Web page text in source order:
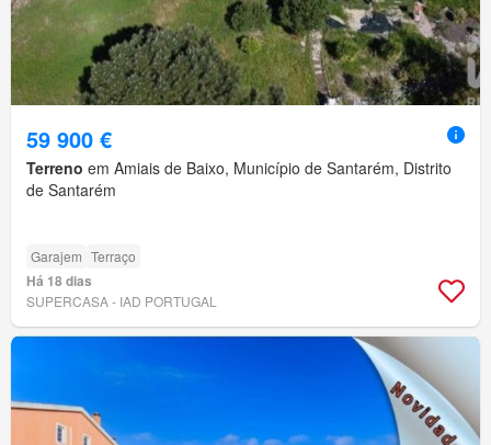
59 900 €
Terreno em Amiais de Baixo, Município de Santarém, Distrito
de Santarém
Garajem Terraço
Há 18 dias
SUPERCASA - IAD PORTUGAL